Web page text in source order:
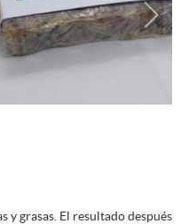
y grasas. El resultado después